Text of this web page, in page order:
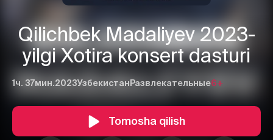
Qilichbek Madaliyev 2023-
yilgi Xotira konsert dasturi
1ч. 37мин.2023Узбекистан Развлекательные6+
Tomosha qilish
1 2